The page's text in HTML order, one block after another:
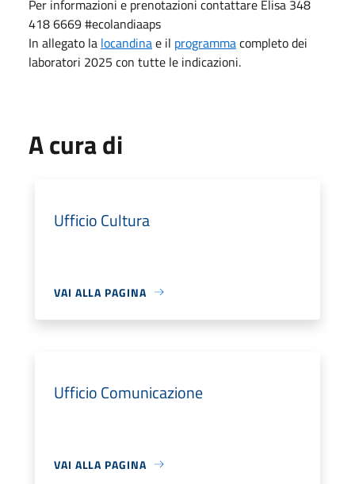
Per informazioni e prenotazioni contattare Elisa 348
418 6669 #ecolandiaaps
In allegato la locandinae il programmacompleto dei
laboratori 2025 con tutte le indicazioni.
A cura di
Ufficio Cultura
VAI ALLA PAGINA
Ufficio Comunicazione
VAI ALLA PAGINA